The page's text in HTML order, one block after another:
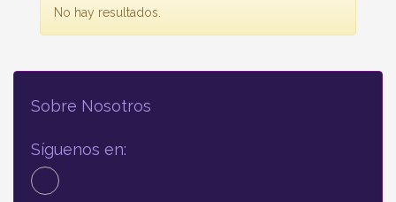
No hay resultados.
Sobre Nosotros
Síguenos en: